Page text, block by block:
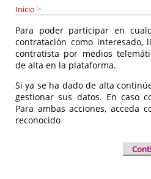
Inicio >
Para poder participar en
contratación como interesado,
contratista por medios
de alta en la plataforma.
Si ya se ha dado de alta
gestionar sus datos. En caso
Para ambas acciones, acceda
reconocido